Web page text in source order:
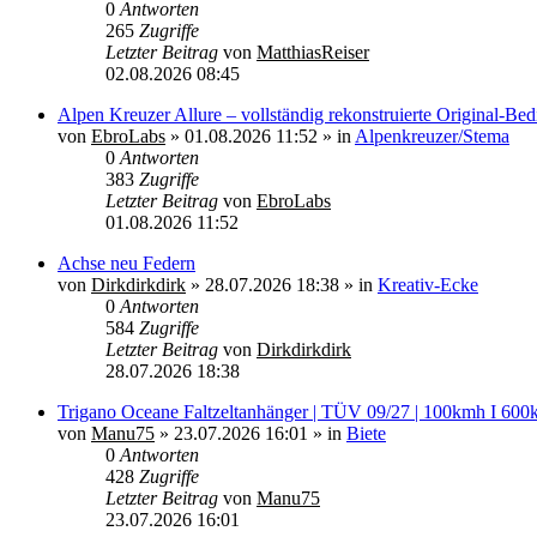
0 Antworten
265 Zugriffe
Letzter Beitrag von MatthiasReiser
02.08.2026 08:45
Alpen Kreuzer Allure – vollständig rekonstruierte Original-
von EbroLabs » 01.08.2026 11:52 » in Alpenkreuzer/Stema
0 Antworten
383 Zugriffe
Letzter Beitrag von EbroLabs
01.08.2026 11:52
Achse neu Federn
von Dirkdirkdirk » 28.07.2026 18:38 » in Kreativ-Ecke
0 Antworten
584 Zugriffe
Letzter Beitrag von Dirkdirkdirk
28.07.2026 18:38
Trigano Oceane Faltzeltanhänger | TÜV 09/27 | 100kmh I
von Manu75 » 23.07.2026 16:01 » in Biete
0 Antworten
428 Zugriffe
Letzter Beitrag von Manu75
23.07.2026 16:01